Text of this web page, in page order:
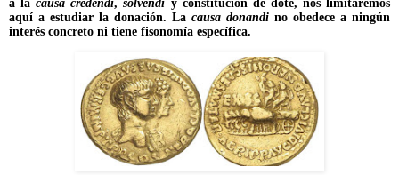
a lacausa credendi,solvendi y constitución de dote, nos limitaremos
aquí a estudiar la donación. La causa donandi no obedece a ningún
interés concreto ni tiene fisonomía específica.